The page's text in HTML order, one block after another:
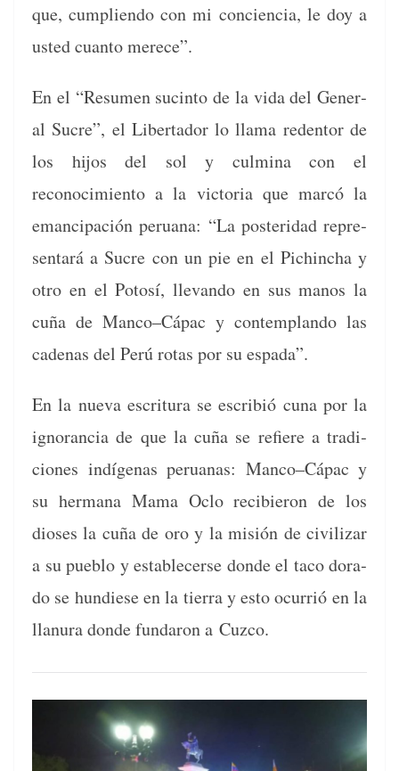
que, cumplien­do con mi con­cien­cia, le doy a
ust­ed cuan­to merece”.
En el “Resumen sucin­to de la vida del Gen­er­
al Sucre”, el Lib­er­ta­dor lo lla­ma reden­tor de
los hijos del sol y cul­mi­na con el
reconocimien­to a la vic­to­ria que mar­có la
eman­ci­pación peru­a­na: “La pos­teri­dad rep­re­
sen­tará a Sucre con un pie en el Pich­in­cha y
otro en el Poto­sí, lle­van­do en sus manos la
cuña de Manco–Cápac y con­tem­p­lan­do las
cade­nas del Perú rotas por su espada”.
En la nue­va escrit­u­ra se escribió cuna por la
igno­ran­cia de que la cuña se refiere a tradi­
ciones indí­ge­nas peru­a­nas: Manco–Cápac y
su her­mana Mama Oclo reci­bieron de los
dios­es la cuña de oro y la mis­ión de civ­i­lizar
a su pueblo y estable­cerse donde el taco dora­
do se hundiese en la tier­ra y esto ocur­rió en la
lla­nu­ra donde fun­daron a Cuzco.